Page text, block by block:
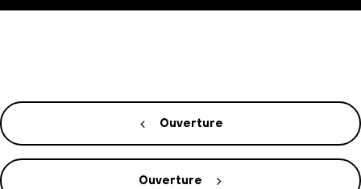
Ouverture
Ouverture